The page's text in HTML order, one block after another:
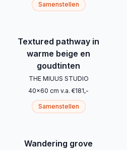
Samenstellen
Textured pathway in
warme beige en
goudtinten
THE MIUUS STUDIO
40x60 cm v.a. €181,-
Samenstellen
Wandering grove